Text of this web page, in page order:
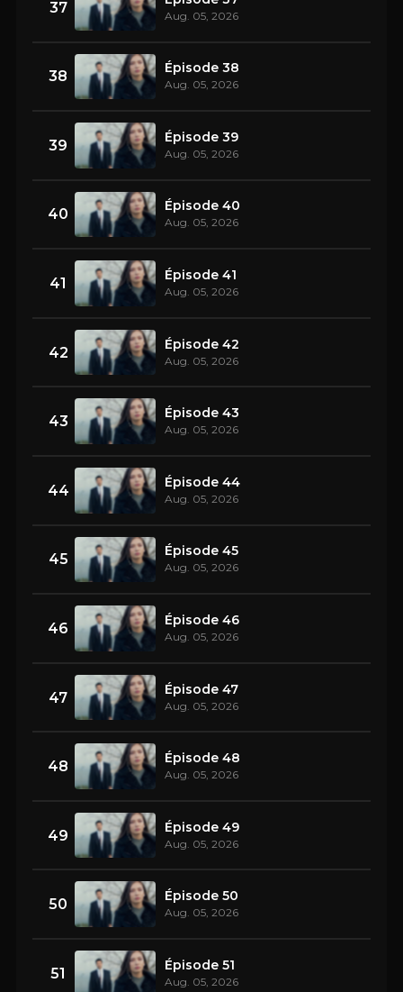
37 Aug. 05, 2026
38 Épisode 38
Aug. 05, 2026
39 Épisode 39
Aug. 05, 2026
40 Épisode 40
Aug. 05, 2026
41 Épisode 41
Aug. 05, 2026
42 Épisode 42
Aug. 05, 2026
43 Épisode 43
Aug. 05, 2026
44 Épisode 44
Aug. 05, 2026
45 Épisode 45
Aug. 05, 2026
46 Épisode 46
Aug. 05, 2026
47 Épisode 47
Aug. 05, 2026
48 Épisode 48
Aug. 05, 2026
49 Épisode 49
Aug. 05, 2026
50 Épisode 50
Aug. 05, 2026
51 Épisode 51
Aug. 05, 2026